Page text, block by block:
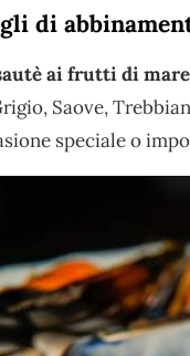
di
ai frutti di mare
Saove,
speciale o